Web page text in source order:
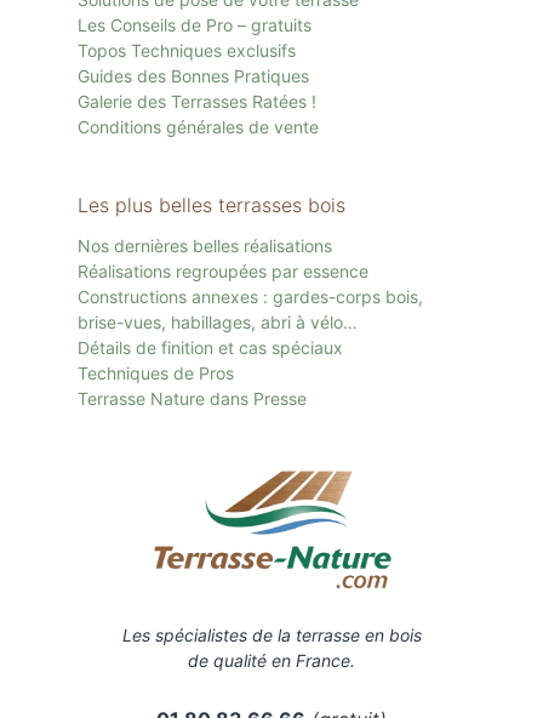
Les Conseils de Pro – gratuits
Topos Techniques exclusifs
Guides des Bonnes Pratiques
Galerie des Terrasses Ratées !
Conditions générales de vente
Les plus belles terrasses bois
Nos dernières belles réalisations
Réalisations regroupées par essence
Constructions annexes : gardes-corps bois,
brise-vues, habillages, abri à vélo…
Détails de finition et cas spéciaux
Techniques de Pros
Terrasse Nature dans Presse
Les spécialistes de la terrasse en bois
de qualité en France.